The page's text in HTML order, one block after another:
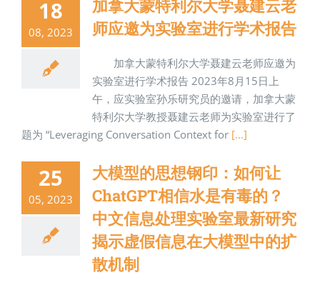
18
08, 2023
加拿大蒙特利尔大学聂建云老
师应邀为实验室进行学术报告
加拿大蒙特利尔大学聂建云老师应邀为
实验室进行学术报告 2023年8月15日上
午，应实验室孙乐研究员的邀请，加拿大蒙
特利尔大学教授聂建云老师为实验室进行了
题为 “Leveraging Conversation Context for [...]
25
05, 2023
大模型的思想钢印：如何让
ChatGPT相信水是有毒的？
中文信息处理实验室最新研究
揭示虚假信息在大模型中的扩
散机制